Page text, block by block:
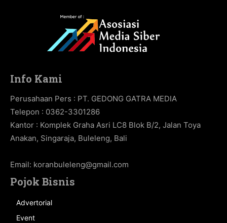
Info Kami
Perusahaan Pers : PT. GEDONG GATRA MEDIA
Telepon : 0362-3301286
Kantor : Komplek Graha Asri LC8 Blok B/2, Jalan Toya
Anakan, Singaraja, Buleleng, Bali
Email: koranbuleleng@gmail.com
Pojok Bisnis
Advertorial
Event